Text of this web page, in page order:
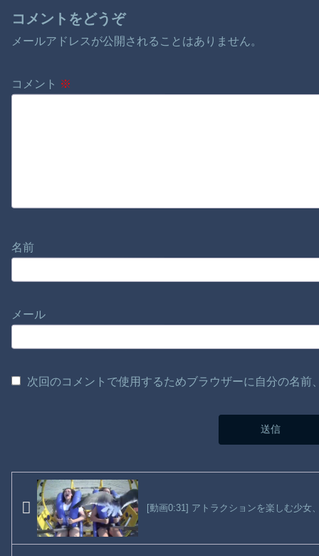
コメントをどうぞ
メールアドレスが公開されることはありません。
コメント ※
名前
メール
次回のコメントで使用するためブラウザーに自分の名
[動画0:31] アトラクションを楽しむ少女